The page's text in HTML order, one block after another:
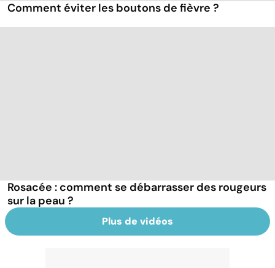
Comment éviter les boutons de fièvre ?
Rosacée : comment se débarrasser des rougeurs
sur la peau ?
Plus de vidéos